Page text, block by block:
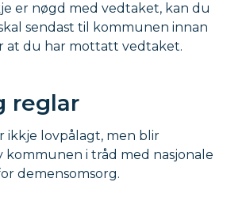
er nøgd med vedtaket, kan du
sendast til kommunen innan
at du har mottatt vedtaket.
reglar
ikkje lovpålagt, men blir
kommunen i tråd med nasjonale
demensomsorg.